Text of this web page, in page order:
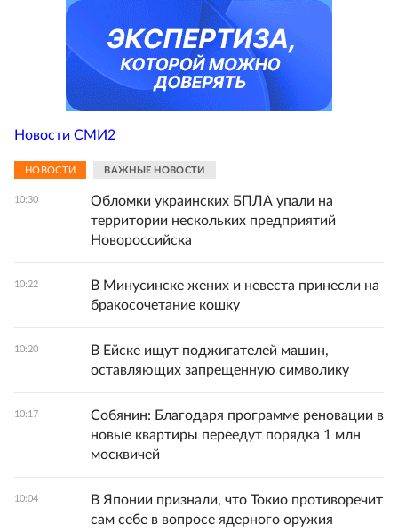
Новости СМИ2
НОВОСТИ ВАЖНЫЕ НОВОСТИ
10:30
Обломки украинских БПЛА упали на
территории нескольких предприятий
Новороссийска
10:22
В Минусинске жених и невеста принесли на
бракосочетание кошку
10:20
В Ейске ищут поджигателей машин,
оставляющих запрещенную символику
10:17
Собянин: Благодаря программе реновации в
новые квартиры переедут порядка 1 млн
москвичей
10:04
В Японии признали, что Токио противоречит
сам себе в вопросе ядерного оружия